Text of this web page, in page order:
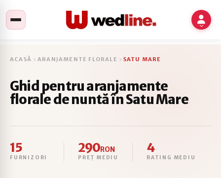
ACASĂ ARANJAMENTE FLORALE SATU MARE
Ghid pentru aranjamente
florale de nuntă în Satu Mare
15
FURNIZORI
290RON
PREȚ MEDIU
4
RATING MEDIU